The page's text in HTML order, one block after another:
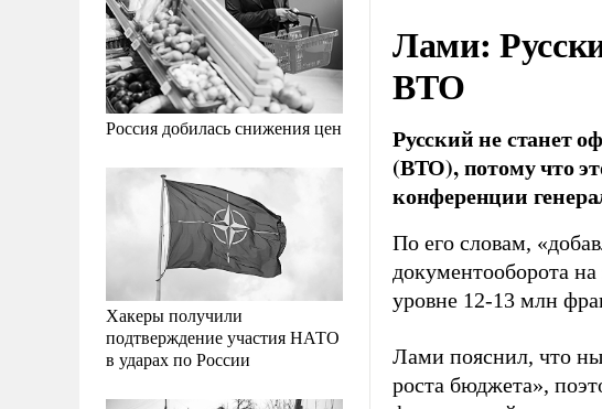
Россия добилась снижения цен
Хакеры получили
подтверждение участия НАТО
в ударах по России
Лами:
ВТО
Русский не станет
(ВТО), потому что
конференции
По его словам,
документооборота
уровне 12-13 млн
Лами пояснил, что
роста бюджета»,